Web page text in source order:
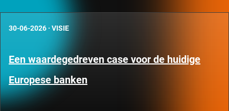
30-06-2026 · VISIE
Een waardegedreven case voor de huidige
Europese banken